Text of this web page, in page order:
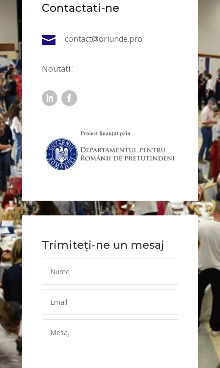
Contactati-ne
 contact@oriunde.pro
Noutati :
Trimiteți-ne un mesaj